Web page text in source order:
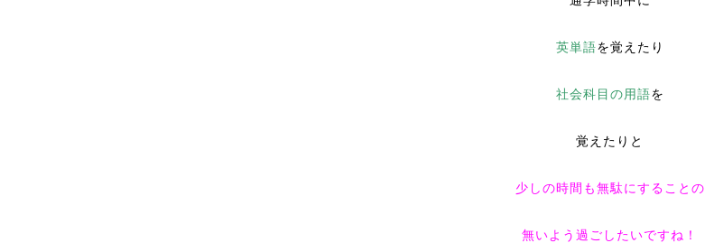
英単語を覚えたり
社会科目の用語を
覚えたりと
少しの時間も無駄にすることの
無いよう過ごしたいですね！